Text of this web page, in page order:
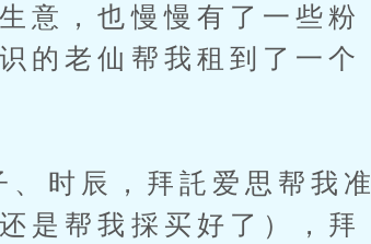
意，也慢慢有了一些粉
的老仙帮我租到了一个
时辰，拜託爱思帮我准
是帮我採买好了），拜